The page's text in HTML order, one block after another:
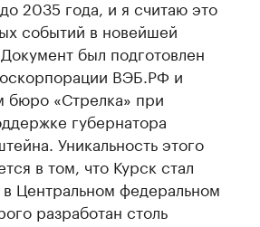
2035 года, и я считаю это
событий в новейшей
был подготовлен
ВЭБ.РФ и
бюро «Стрелка» при
губернатора
Уникальность этого
в том, что Курск стал
Центральном федеральном
разработан столь